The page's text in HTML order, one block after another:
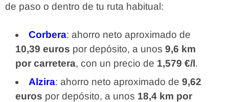
de paso o dentro de tu ruta habitual:
Corbera: ahorro neto aproximado de
10,39 euros por depósito, a unos 9,6 km
por carretera, con un precio de 1,579 €/l.
Alzira: ahorro neto aproximado de 9,62
euros por depósito, a unos 18,4 km por